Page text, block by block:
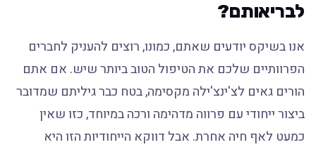
לבריאותם?
אנו בשיקס יודעים שאתם, כמונו, רוצים להעניק לחברים
הפרוותיים שלכם את הטיפול הטוב ביותר שיש. אם אתם
הורים גאים לצ'ינצ'ילה מקסימה, בטח כבר גיליתם שמדובר
ביצור ייחודי עם פרווה מדהימה ורכה במיוחד, כזו שאין
כמעט לאף חיה אחרת. אבל דווקא הייחודיות הזו היא